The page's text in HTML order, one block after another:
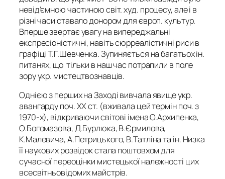
невід’ємною частиною світ. худ. процесу, але і в
різні часи ставало донором для європ. культур.
Вперше звертає увагу на випереджальні
експресіоністичні, навіть сюрреалістичні риси в
графіці Т.Г.Шевченка. Зупиняється на багатьох ін.
питанях, що тільки в наш час потрапили в поле
зору укр. мистецтвознавців.
Однією з перших на Заході вивчала явище укр.
авангарду поч. XX ст. (вживала цей термін поч. з
1970-х), відкриваючи світові імена О.Архипенка,
О.Богомазова, Д.Бурлюка, В.Єрмилова,
К.Малевича, А.Петрицького, В.Татліна та ін. Низка
її наукових розвідок стала поштовхом для
сучасної переоцінки мистецької належності цих
всесвітньовідомих майстрів.